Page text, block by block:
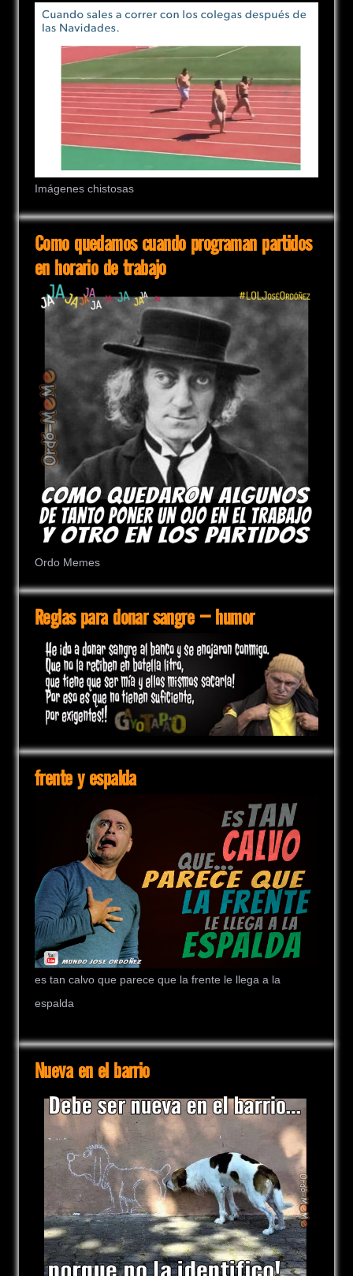
Imágenes chistosas
Como quedamos cuando programan partidos
en horario de trabajo
Ordo Memes
Reglas para donar sangre – humor
frente y espalda
es tan calvo que parece que la frente le llega a la
espalda
Nueva en el barrio